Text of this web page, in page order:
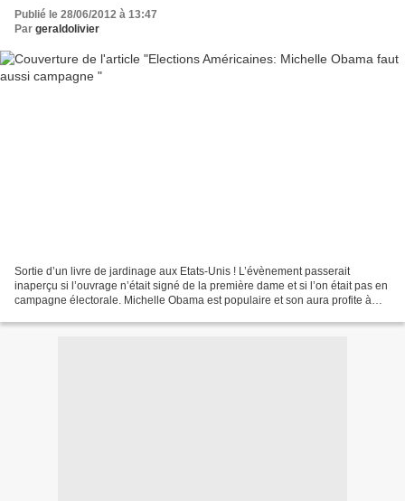
Publié le 28/06/2012 à 13:47
Par geraldolivier
Sortie d’un livre de jardinage aux Etats-Unis ! L’évènement passerait
inaperçu si l’ouvrage n’était signé de la première dame et si l’on était pas en
campagne électorale. Michelle Obama est populaire et son aura profite à